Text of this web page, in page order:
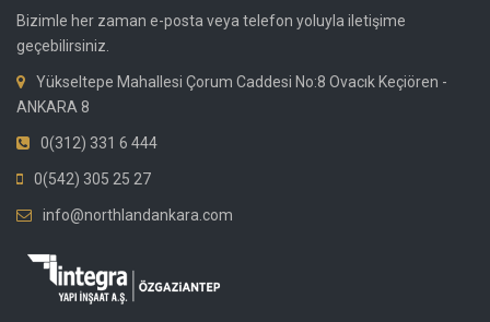
Bizimle her zaman e-posta veya telefon yoluyla iletişime
geçebilirsiniz.
Yükseltepe Mahallesi Çorum Caddesi No:8 Ovacık Keçiören -
ANKARA 8
0(312) 331 6 444
0(542) 305 25 27
info@northlandankara.com